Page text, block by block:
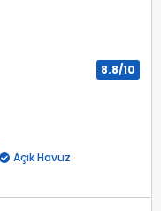
8.8/10
Açık Havuz